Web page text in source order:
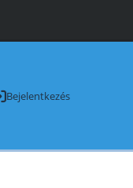
Bejelentkezés